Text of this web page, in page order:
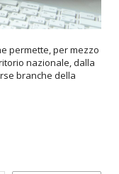
permette, per mezzo
nazionale, dalla
branche della